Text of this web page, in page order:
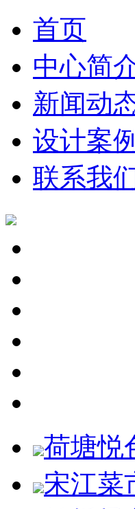
首页
中心简
新闻动
设计案例
联系我
荷塘悦
宋江菜